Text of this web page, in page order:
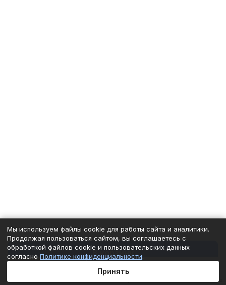
В корзину
Сравнение
Мы используем файлы cookie для работы сайта и аналитики.
Продолжая пользоваться сайтом, вы соглашаетесь с
обработкой файлов cookie и пользовательских данных
согласно Политике конфиденциальности.
Принять